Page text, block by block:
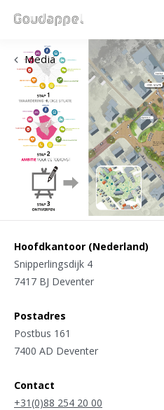
Media
Hoofdkantoor (Nederland)
Snipperlingsdijk 4
7417 BJ Deventer
Postadres
Postbus 161
7400 AD Deventer
Contact
+31(0)88 254 20 00